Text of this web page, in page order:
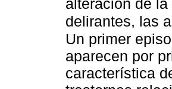
alteración de
delirantes, las
Un primer
aparecen por
característica